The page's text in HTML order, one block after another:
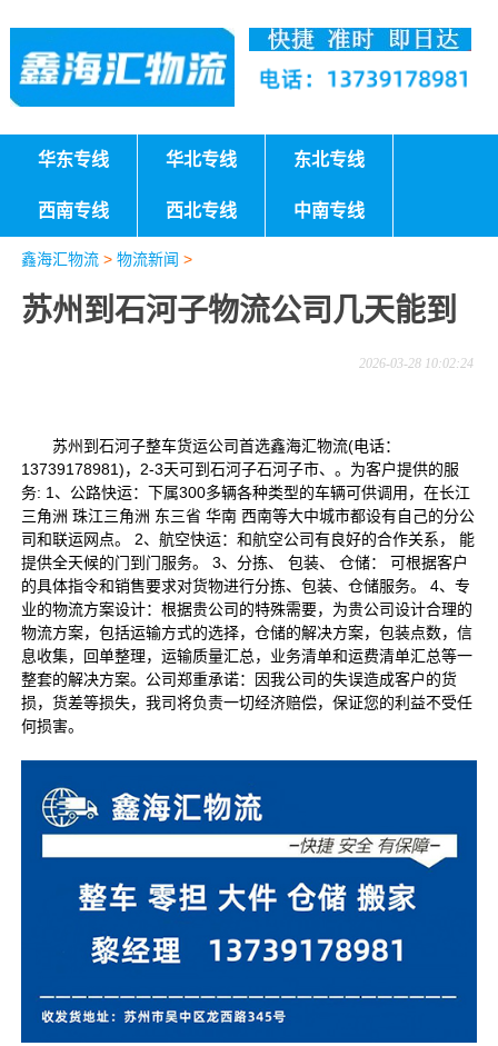
华东专线 华北专线 东北专线
西南专线 西北专线 中南专线
鑫海汇物流> 物流新闻 >
苏州到石河子物流公司几天能到
2026-03-28 10:02:24
苏州到石河子整车货运公司首选鑫海汇物流(电话：
13739178981)，2-3天可到石河子石河子市、。为客户提供的服
务: 1、公路快运：下属300多辆各种类型的车辆可供调用，在长江
三角洲 珠江三角洲 东三省 华南 西南等大中城市都设有自己的分公
司和联运网点。 2、航空快运：和航空公司有良好的合作关系， 能
提供全天候的门到门服务。 3、分拣、 包装、 仓储： 可根据客户
的具体指令和销售要求对货物进行分拣、包装、仓储服务。 4、专
业的物流方案设计：根据贵公司的特殊需要，为贵公司设计合理的
物流方案，包括运输方式的选择，仓储的解决方案，包装点数，信
息收集，回单整理，运输质量汇总，业务清单和运费清单汇总等一
整套的解决方案。公司郑重承诺：因我公司的失误造成客户的货
损，货差等损失，我司将负责一切经济赔偿，保证您的利益不受任
何损害。